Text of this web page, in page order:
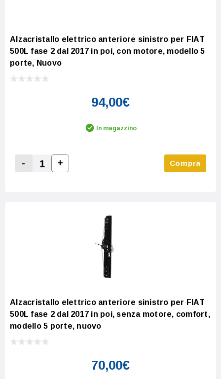
Alzacristallo elettrico anteriore sinistro per FIAT
500L fase 2 dal 2017 in poi, con motore, modello 5
porte, Nuovo
94,00€
In magazzino
Decrease Quantity:
-
Increase Quantity:
+ Compra
Alzacristallo elettrico anteriore sinistro per FIAT
500L fase 2 dal 2017 in poi, senza motore, comfort,
modello 5 porte, nuovo
70,00€